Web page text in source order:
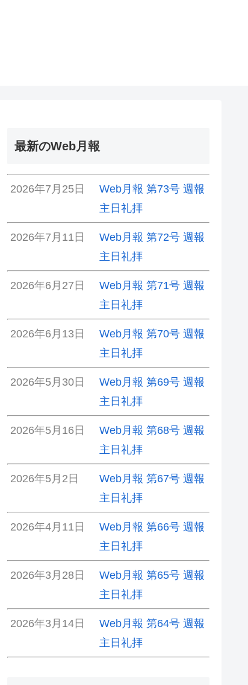
最新のWeb月報
2026年7月25日
Web月報 第73号 週報
主日礼拝
2026年7月11日
Web月報 第72号 週報
主日礼拝
2026年6月27日
Web月報 第71号 週報
主日礼拝
2026年6月13日
Web月報 第70号 週報
主日礼拝
2026年5月30日
Web月報 第69号 週報
主日礼拝
2026年5月16日
Web月報 第68号 週報
主日礼拝
2026年5月2日
Web月報 第67号 週報
主日礼拝
2026年4月11日
Web月報 第66号 週報
主日礼拝
2026年3月28日
Web月報 第65号 週報
主日礼拝
2026年3月14日
Web月報 第64号 週報
主日礼拝